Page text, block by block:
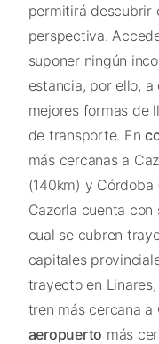
permitirá descubrir
perspectiva.
suponer ningún
estancia, por ello,
mejores formas de
de transporte. En
más cercanas a
(140km) y
Cazorla cuenta
cual se cubren
capitales
trayecto en
tren más cercana a
aeropuerto más